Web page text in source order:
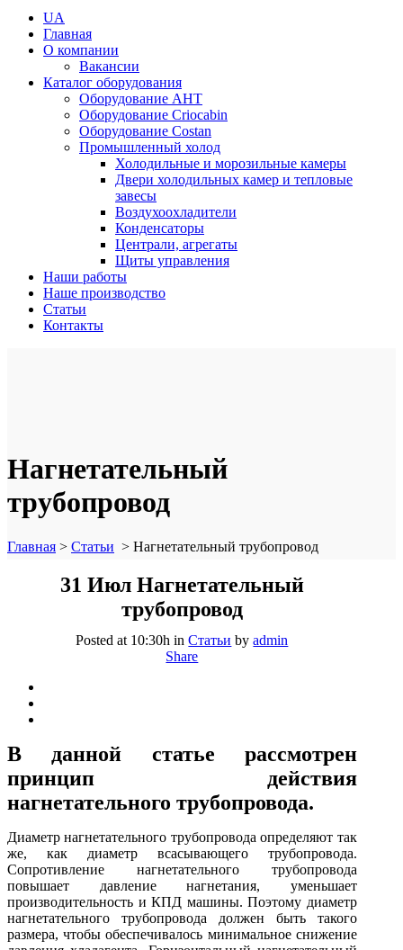
UA
Главная
О компании
Вакансии
Каталог оборудования
Оборудование AHT
Оборудование Criocabin
Оборудование Costan
Промышленный холод
Холодильные и морозильные камеры
Двери холодильных камер и тепловые
завесы
Воздухоохладители
Конденсаторы
Централи, агрегаты
Щиты управления
Наши работы
Наше производство
Статьи
Контакты
Нагнетательный
трубопровод
Главная > Статьи > Нагнетательный трубопровод
31 ИюлНагнетательный
трубопровод
Posted at 10:30h inСтатьи byadmin
Share
В данной статье рассмотрен
принцип действия
нагнетательного трубопровода.
Диаметр нагнетательного трубопровода определяют так
же, как диаметр всасывающего трубопровода.
Сопротивление нагнетательного трубопровода
повышает давление нагнетания, уменьшает
производительность и КПД машины. Поэтому диаметр
нагнетательного трубопровода должен быть такого
размера, чтобы обеспечивалось минимальное снижение